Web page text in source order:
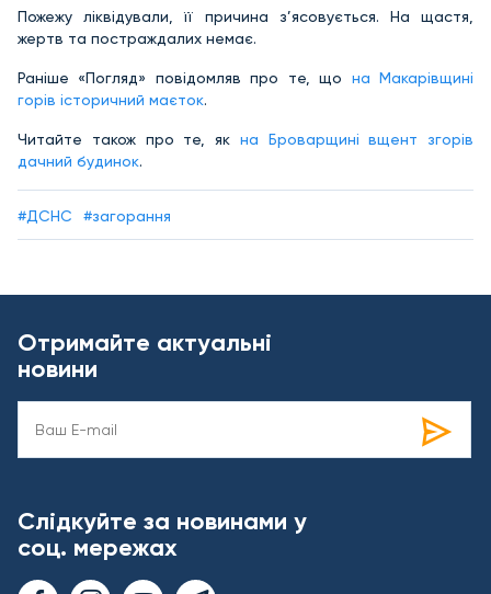
Пожежу ліквідували, її причина з’ясовується. На щастя,
жертв та постраждалих немає.
Раніше «Погляд» повідомляв про те, що на Макарівщині
горів історичний маєток.
Читайте також про те, як на Броварщині вщент згорів
дачний будинок.
#ДСНС #загорання
Отримайте актуальні
новини
Слідкуйте за новинами у
соц. мережах